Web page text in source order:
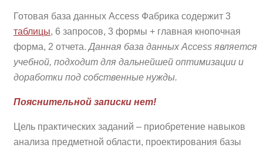
Готовая база данных Access Фабрика содержит 3
таблицы, 6 запросов, 3 формы + главная кнопочная
форма, 2 отчета. Данная база данных Access является
учебной, подходит для дальнейшей оптимизации и
доработки под собственные нужды.
Пояснительной записки нет!
Цель практических заданий – приобретение навыков
анализа предметной области, проектирования базы